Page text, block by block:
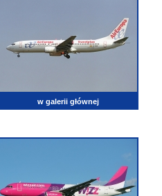
w galerii głównej